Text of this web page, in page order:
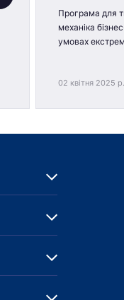
Програма для
механіка
умовах
02 квітня 2025 р.